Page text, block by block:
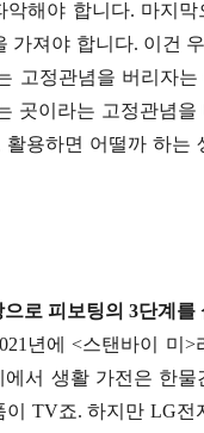
악해야 합니다. 마지막
가져야 합니다. 이건
고정관념을 버리자는
곳이라는 고정관념을
활용하면 어떨까 하는
로 피보팅의 3단계를
년에 <스탠바이 미>
에서 생활 가전은 한물
이 TV죠. 하지만 LG전